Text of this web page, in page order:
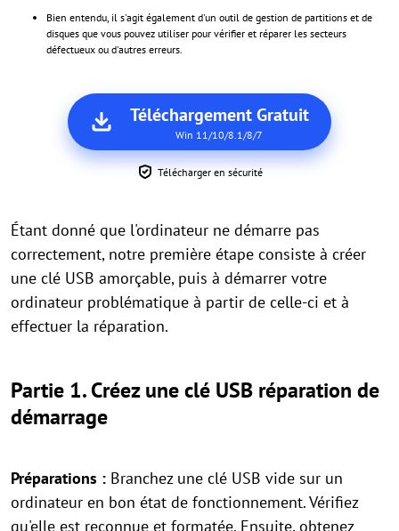
Bien entendu, il s'agit également d'un outil de gestion de partitions et de
disques que vous pouvez utiliser pour vérifier et réparer les secteurs
défectueux ou d'autres erreurs.
Téléchargement Gratuit
Win 11/10/8.1/8/7
Télécharger en sécurité
Étant donné que l'ordinateur ne démarre pas
correctement, notre première étape consiste à créer
une clé USB amorçable, puis à démarrer votre
ordinateur problématique à partir de celle-ci et à
effectuer la réparation.
Partie 1. Créez une clé USB réparation de
démarrage
Préparations : Branchez une clé USB vide sur un
ordinateur en bon état de fonctionnement. Vérifiez
qu'elle est reconnue et formatée. Ensuite, obtenez